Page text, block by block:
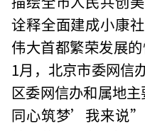
诠释全面建成小康
伟大首都繁荣发展
1月，北京市委网信
区委网信办和属地
同心筑梦’我来说”